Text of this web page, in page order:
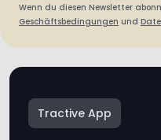
Wenn du diesen Newsletter
Geschäftsbedingungen und
Tractive App